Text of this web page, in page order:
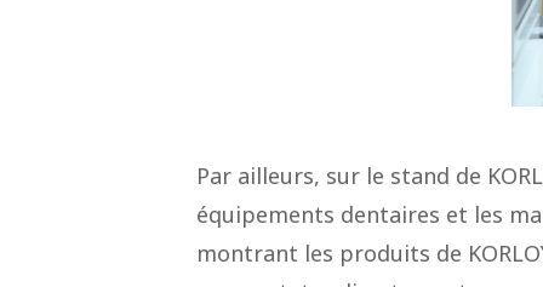
Par ailleurs, sur le stand de
équipements dentaires et les
montrant les produits de